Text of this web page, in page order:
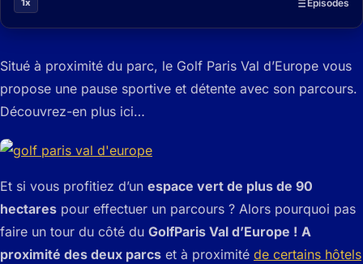
1x
Épisodes
Situé à proximité du parc, le Golf Paris Val d’Europe vous
propose une pause sportive et détente avec son parcours.
Découvrez-en plus ici…
Et si vous profitiez d’un espace vert de plus de 90
hectares pour effectuer un parcours ? Alors pourquoi pas
faire un tour du côté du GolfParis Val d’Europe ! A
proximité des deux parcs et à proximité de certains hôtels